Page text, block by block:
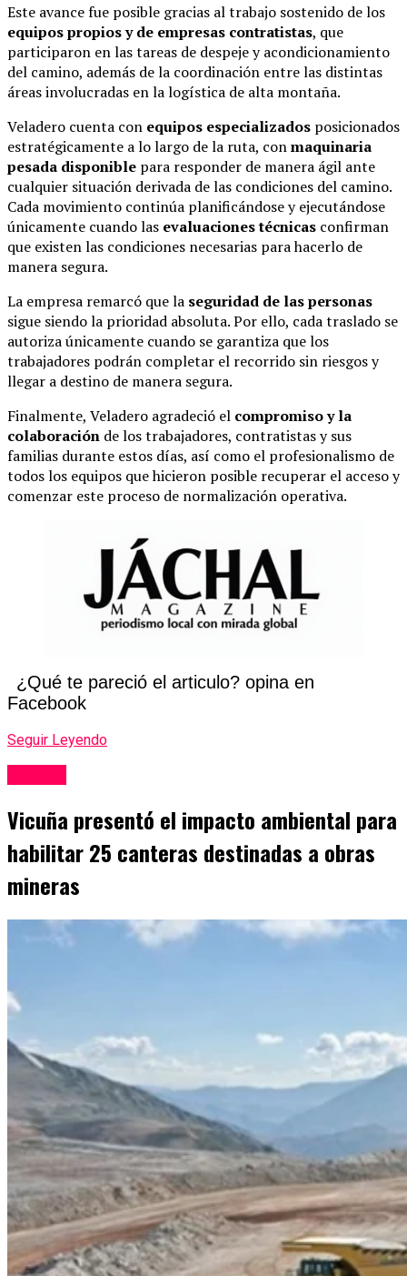
Este avance fue posible gracias al trabajo sostenido de los
equipos propios y de empresas contratistas, que
participaron en las tareas de despeje y acondicionamiento
del camino, además de la coordinación entre las distintas
áreas involucradas en la logística de alta montaña.
Veladero cuenta con equipos especializados posicionados
estratégicamente a lo largo de la ruta, conmaquinaria
pesada disponible para responder de manera ágil ante
cualquier situación derivada de las condiciones del camino.
Cada movimiento continúa planificándose y ejecutándose
únicamente cuando las evaluaciones técnicas confirman
que existen las condiciones necesarias para hacerlo de
manera segura.
La empresa remarcó que la seguridad de las personas
sigue siendo la prioridad absoluta. Por ello, cada traslado se
autoriza únicamente cuando se garantiza que los
trabajadores podrán completar el recorrido sin riesgos y
llegar a destino de manera segura.
Finalmente, Veladero agradeció el compromiso y la
colaboración de los trabajadores, contratistas y sus
familias durante estos días, así como el profesionalismo de
todos los equipos que hicieron posible recuperar el acceso y
comenzar este proceso de normalización operativa.
¿Qué te pareció el articulo? opina en
Facebook
Seguir Leyendo
Vicuña presentó el impacto ambiental para
habilitar 25 canteras destinadas a obras
mineras